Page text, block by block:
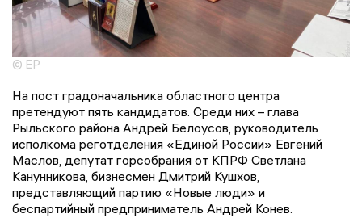
© ЕР
На пост градоначальника областного центра
претендуют пять кандидатов. Среди них – глава
Рыльского района Андрей Белоусов, руководитель
исполкома реготделения «Единой России» Евгений
Маслов, депутат горсобрания от КПРФ Светлана
Канунникова, бизнесмен Дмитрий Кушхов,
представляющий партию «Новые люди» и
беспартийный предприниматель Андрей Конев.